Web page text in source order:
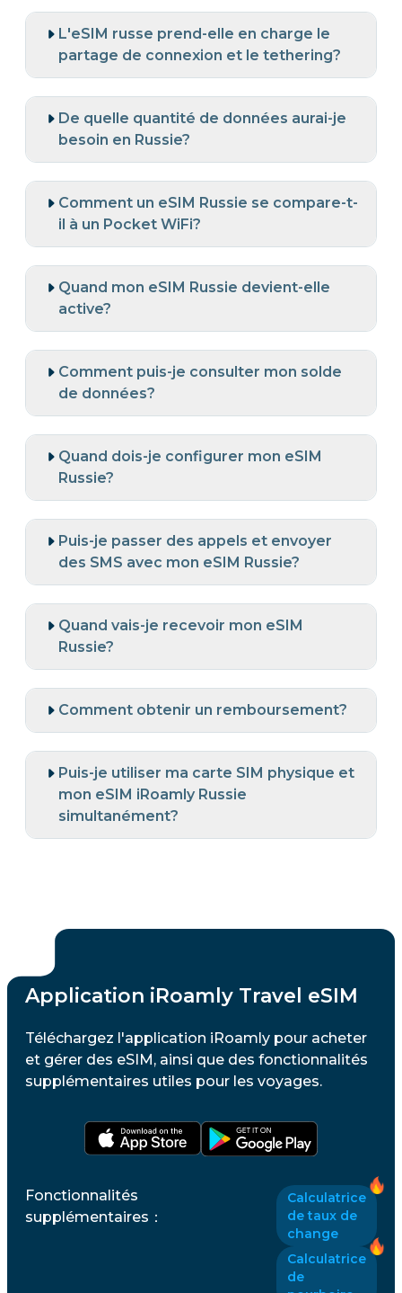
L'eSIM russe prend-elle en charge le
partage de connexion et le tethering?
De quelle quantité de données aurai-je
besoin en Russie?
Comment un eSIM Russie se compare-t-
il à un Pocket WiFi?
Quand mon eSIM Russie devient-elle
active?
Comment puis-je consulter mon solde
de données?
Quand dois-je configurer mon eSIM
Russie?
Puis-je passer des appels et envoyer
des SMS avec mon eSIM Russie?
Quand vais-je recevoir mon eSIM
Russie?
Comment obtenir un remboursement?
Puis-je utiliser ma carte SIM physique et
mon eSIM iRoamly Russie
simultanément?
Application iRoamly Travel eSIM
Téléchargez l'application iRoamly pour acheter
et gérer des eSIM, ainsi que des fonctionnalités
supplémentaires utiles pour les voyages.
Fonctionnalités
supplémentaires ：
Calculatrice
de taux de
change
Calculatrice
de